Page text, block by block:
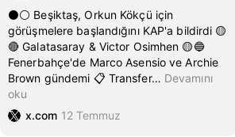
⚫️⚪️ Beşiktaş, Orkun Kökçü için
görüşmelere başlandığını KAP'a bildirdi 🟡
🔴 Galatasaray & Victor Osimhen 🟡🔵
Fenerbahçe'de Marco Asensio ve Archie
Brown gündemi 📋 Transfer… Devamını
oku
x.com 12 Temmuz